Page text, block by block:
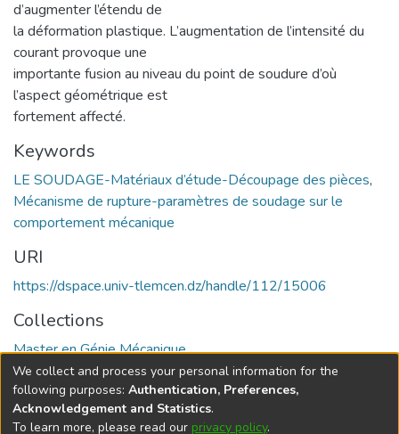
d’augmenter l’étendu de
la déformation plastique. L’augmentation de l’intensité du
courant provoque une
importante fusion au niveau du point de soudure d’où
l’aspect géométrique est
fortement affecté.
Keywords
LE SOUDAGE-Matériaux d’étude-Découpage des pièces,
Mécanisme de rupture-paramètres de soudage sur le
comportement mécanique
URI
https://dspace.univ-tlemcen.dz/handle/112/15006
Collections
Master en Génie Mécanique
Full item page
We collect and process your personal information for the
following purposes: Authentication, Preferences,
Acknowledgement and Statistics.
To learn more, please read our privacy policy.